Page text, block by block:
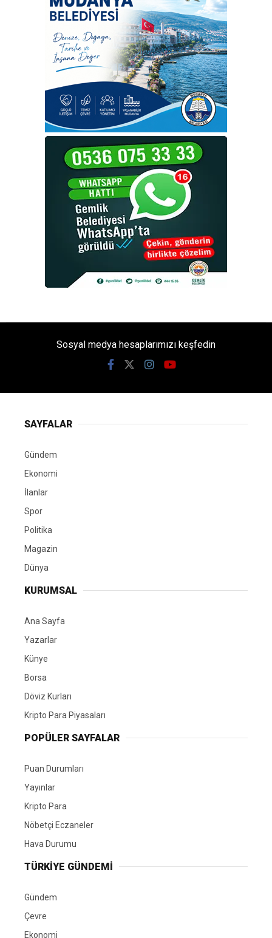
Sosyal medya hesaplarımızı keşfedin
SAYFALAR
Gündem
Ekonomi
İlanlar
Spor
Politika
Magazin
Dünya
KURUMSAL
Ana Sayfa
Yazarlar
Künye
Borsa
Döviz Kurları
Kripto Para Piyasaları
POPÜLER SAYFALAR
Puan Durumları
Yayınlar
Kripto Para
Nöbetçi Eczaneler
Hava Durumu
TÜRKIYE GÜNDEMI
Gündem
Çevre
Ekonomi